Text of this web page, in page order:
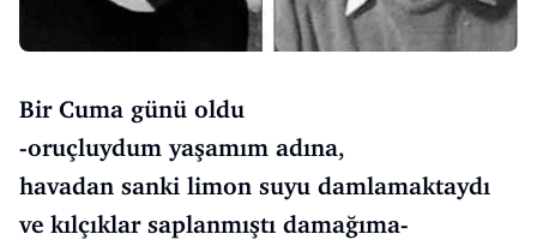
Bir Cuma günü oldu
-oruçluydum yaşamım adına,
havadan sanki limon suyu damlamaktaydı
ve kılçıklar saplanmıştı damağıma-